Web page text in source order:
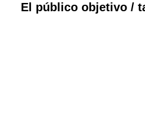
El público objetivo /